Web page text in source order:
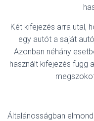
Két kifejezés arra utal,
egy autót a saját
Azonban néhány
használt kifejezés függ
Általánosságban